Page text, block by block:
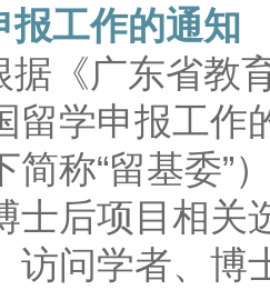
报工作的通知
据《广东省教
留学申报工作
简称“留基委”
士后项目相关
访问学者、博